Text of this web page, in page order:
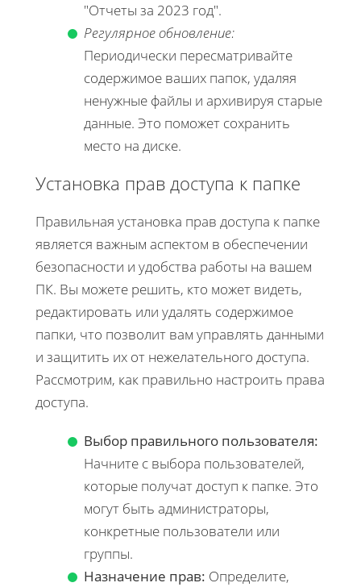
"Отчеты за 2023 год".
Регулярное обновление:
Периодически пересматривайте
содержимое ваших папок, удаляя
ненужные файлы и архивируя старые
данные. Это поможет сохранить
место на диске.
Установка прав доступа к папке
Правильная установка прав доступа к папке
является важным аспектом в обеспечении
безопасности и удобства работы на вашем
ПК. Вы можете решить, кто может видеть,
редактировать или удалять содержимое
папки, что позволит вам управлять данными
и защитить их от нежелательного доступа.
Рассмотрим, как правильно настроить права
доступа.
Выбор правильного пользователя:
Начните с выбора пользователей,
которые получат доступ к папке. Это
могут быть администраторы,
конкретные пользователи или
группы.
Назначение прав: Определите,